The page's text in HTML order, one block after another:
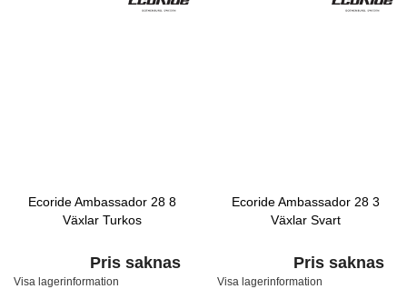
Ecoride Ambassador 28 8
Växlar Turkos
Pris saknas
Visa lagerinformation
Ecoride Ambassador 28 3
Växlar Svart
Pris saknas
Visa lagerinformation